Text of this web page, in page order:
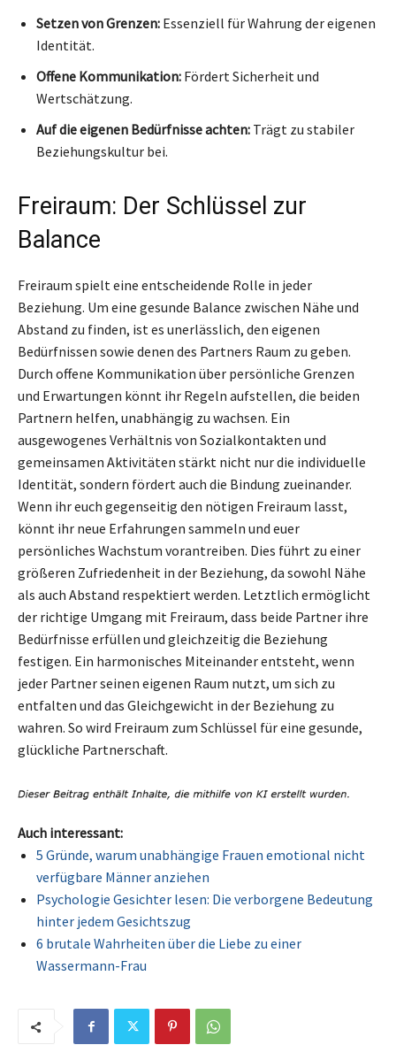
Setzen von Grenzen: Essenziell für Wahrung der eigenen
Identität.
Offene Kommunikation: Fördert Sicherheit und
Wertschätzung.
Auf die eigenen Bedürfnisse achten: Trägt zu stabiler
Beziehungskultur bei.
Freiraum: Der Schlüssel zur
Balance
Freiraum spielt eine entscheidende Rolle in jeder
Beziehung. Um eine gesunde Balance zwischen Nähe und
Abstand zu finden, ist es unerlässlich, den eigenen
Bedürfnissen sowie denen des Partners Raum zu geben.
Durch offene Kommunikation über persönliche Grenzen
und Erwartungen könnt ihr Regeln aufstellen, die beiden
Partnern helfen, unabhängig zu wachsen. Ein
ausgewogenes Verhältnis von Sozialkontakten und
gemeinsamen Aktivitäten stärkt nicht nur die individuelle
Identität, sondern fördert auch die Bindung zueinander.
Wenn ihr euch gegenseitig den nötigen Freiraum lasst,
könnt ihr neue Erfahrungen sammeln und euer
persönliches Wachstum vorantreiben. Dies führt zu einer
größeren Zufriedenheit in der Beziehung, da sowohl Nähe
als auch Abstand respektiert werden. Letztlich ermöglicht
der richtige Umgang mit Freiraum, dass beide Partner ihre
Bedürfnisse erfüllen und gleichzeitig die Beziehung
festigen. Ein harmonisches Miteinander entsteht, wenn
jeder Partner seinen eigenen Raum nutzt, um sich zu
entfalten und das Gleichgewicht in der Beziehung zu
wahren. So wird Freiraum zum Schlüssel für eine gesunde,
glückliche Partnerschaft.
Auch interessant:
5 Gründe, warum unabhängige Frauen emotional nicht
verfügbare Männer anziehen
Psychologie Gesichter lesen: Die verborgene Bedeutung
hinter jedem Gesichtszug
6 brutale Wahrheiten über die Liebe zu einer
Wassermann-Frau